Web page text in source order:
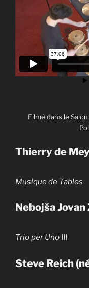
Filmé dans le
Thierry de
Musique de Tables
Nebojša
Trio per Uno III
Steve Reich